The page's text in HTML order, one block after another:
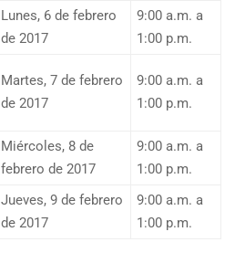
Lunes, 6 de febrero
de 2017
9:00 a.m. a
1:00 p.m.
Martes, 7 de febrero
de 2017
9:00 a.m. a
1:00 p.m.
Miércoles, 8 de
febrero de 2017
9:00 a.m. a
1:00 p.m.
Jueves, 9 de febrero
de 2017
9:00 a.m. a
1:00 p.m.